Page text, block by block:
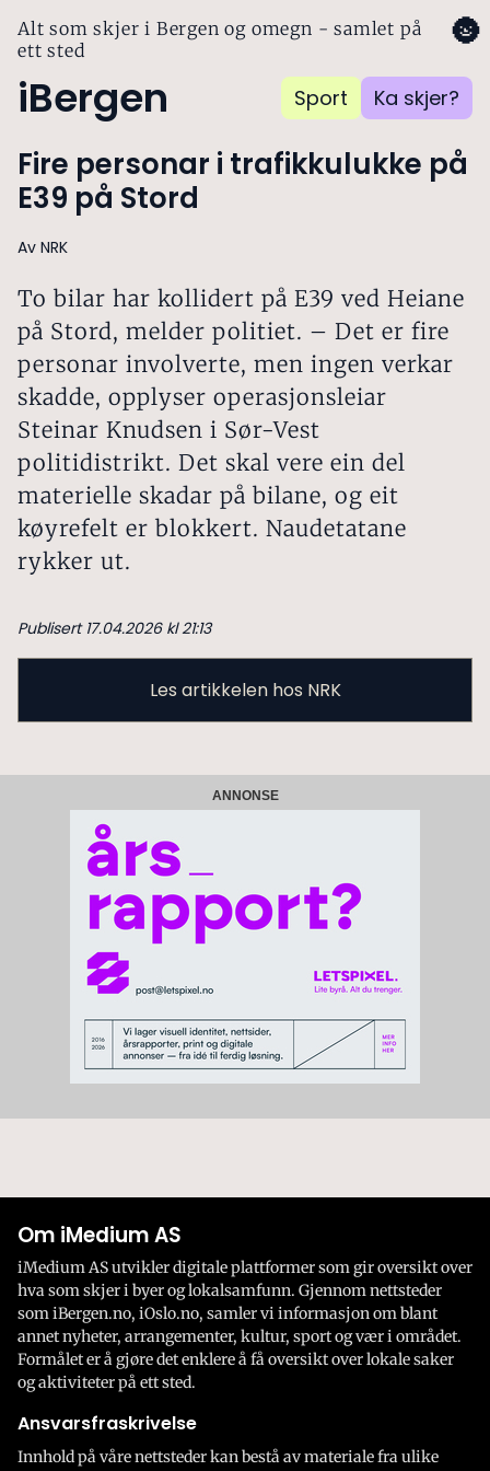
Alt som skjer i Bergen og omegn - samlet på
ett sted
iBergen Sport Ka skjer?
🌚
Fire personar i trafikkulukke på
E39 på Stord
Av NRK
To bilar har kollidert på E39 ved Heiane
på Stord, melder politiet. – Det er fire
personar involverte, men ingen verkar
skadde, opplyser operasjonsleiar
Steinar Knudsen i Sør-Vest
politidistrikt. Det skal vere ein del
materielle skadar på bilane, og eit
køyrefelt er blokkert. Naudetatane
rykker ut.
Publisert 17.04.2026 kl 21:13
Les artikkelen hos NRK
ANNONSE
Om iMedium AS
iMedium AS utvikler digitale plattformer som gir oversikt over
hva som skjer i byer og lokalsamfunn. Gjennom nettsteder
som iBergen.no, iOslo.no, samler vi informasjon om blant
annet nyheter, arrangementer, kultur, sport og vær i området.
Formålet er å gjøre det enklere å få oversikt over lokale saker
og aktiviteter på ett sted.
Ansvarsfraskrivelse
Innhold på våre nettsteder kan bestå av materiale fra ulike